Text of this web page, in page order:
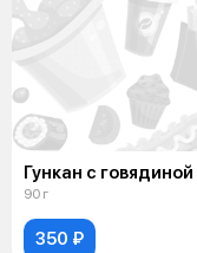
Гункан с говядиной
90 г
350 ₽